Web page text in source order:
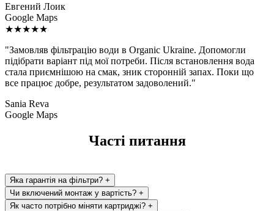
Евгений Лоик
Google Maps
★★★★★
"Замовляв фільтрацію води в Organic Ukraine. Допомогли
підібрати варіант під мої потреби. Після встановлення вода
стала приємнішою на смак, зник сторонній запах. Поки що
все працює добре, результатом задоволений."
Sania Reva
Google Maps
Часті питання
Яка гарантія на фільтри? +
Чи включений монтаж у вартість? +
Як часто потрібно міняти картриджі? +